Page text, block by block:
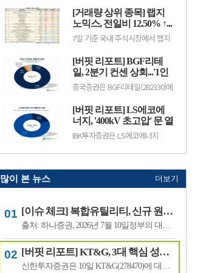
했고, 외국인과 기관은 각각 2943
억원, 1049억원 순매도했다.임정
은 KB증권 연구원은 KB리서치 장
마감.
(29.84%) 오른 6200원에 거래 중
이다.본느는 화장품 ODM·브랜드
사업을 영위하는 기업으로, 색조·
기초 화장품 등 뷰티 제품을 중심
으로 사업을 전개하고 있다. K뷰티
따라 주가 변동성이 나타날 수 있
다.이어 BGF리테일(282330, 15만
3100원, ▲1만9600, 1...
[거래량 상위 종목] 랩지
노믹스, 전일비 12.50% ↑...
현재가 882원
7일 기준 국내 주식시장에서 랩지
(12.50%) 오른 882원에 거래 중이
다.랩지노믹스는 분자진단 및 유전
체 분석 서비스를 제공하는 기업으
로, 진단키트와 임상 유전체 검사
등을 주요 사업으로 영위하고 있
수급 변화에 따라 주가 변동성이
나타날 수 있다.이어 폴라리스
AI(039980, 6...
[버핏 리포트] BGF리테
일, 2분기 컨센 상회...'1인
가구 증가' '방한 외국인
소비 확대' 구조적 수혜 전
망 - 흥국
흥국증권은 BGF리테일(282330)에
대해 1~2인 가구 증가와 방한 외국
인 소비 확대에 따른 구조적 수혜
가 이어질 것으로 전망하며 투자의
견 ‘매수’를 유지했다. 목표주가는
기존 18만원에서 19만원으로 상향
했다. BGF리테일의 전일 종가는
연구원은 “1~2인 가구 증가에 따
[버핏 리포트] LS에코에
너지, '400kV 초고압' 문 열
었다...2027년 본격 수혜 기
대 - IBK
IBK투자증권은 LS에코에너지
덕트를 중심으로 안정적인 실적 성
초고압 케이블이 새로운 성장동력
으로 자리 잡을 전망이라며 투자의
견 '매수'를 유지하고 목표주가 7
너지의 전일 종가는 4만5550원이
다.김태현 IBK투자증권 연구원은
"올해 2분기 .
많이 본 뉴스 더보기
[이슈 체크] 복합유틸리티, 신규 원전 최대 4기 가능성…한국전력 장기 성장 기대
출처: 하나증권, 2026년 7월 10일정부의 대규모 산업 투자로 전력 수요가 늘어날 것으로 예상되면서 제12차 전력수급기본계획에 신규 원전과 액화천연가스(LNG) 발전 설비 확대가 포함될 가능성이 있다는 분석이 나왔다.올해 발표가 예상됐던 제12차 전력수급기본계획 최종안은 정부의 3대 메가프로젝트 관련 내용을 반영하면서 발표 시점이 늦.
[버핏 리포트] KT&G, 3대 핵심 성장 산업·신성장동력 통해 견조한 주가 기대 – 신한
신한투자증권은 10일 KT&G(278470)에 대해 3대 핵심 성장 산업(전자담배, 글로벌, 건기식)과 니코틴 파우치 등 신성장동력이 견조한 주가를 만들 것이라며, 투자의견 ‘매수’와 목표주가 22만원을 유지했다. KT&G의 전일 종가는 17만6400원이다.조상훈 신한투자증권 애널리스트는 “2분기 매출액 1조6630억원(+7.4%, 이하 전년동기대비), 영업...